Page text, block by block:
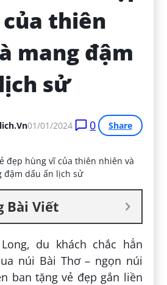
thiên
mang đậm
sử
01/01/2024 0 Share
Bài Viết
du khách chắc hẳn
núi Bài Thơ – ngọn núi
ban tặng vẻ đẹp gắn liền